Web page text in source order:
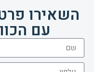
השאירו
עם